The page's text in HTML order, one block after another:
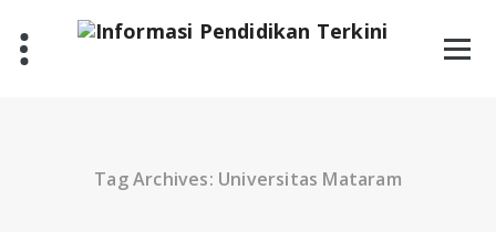
content
Tag Archives: Universitas Mataram